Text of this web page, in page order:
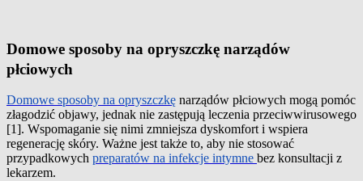
Domowe sposoby na opryszczkę narządów
płciowych
Domowe sposoby na opryszczkę narządów płciowych mogą pomóc
złagodzić objawy, jednak nie zastępują leczenia przeciwwirusowego
[1]. Wspomaganie się nimi zmniejsza dyskomfort i wspiera
regenerację skóry. Ważne jest także to, aby nie stosować
przypadkowych preparatów na infekcje intymne bez konsultacji z
lekarzem.